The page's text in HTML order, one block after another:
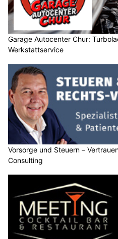
Garage Autocenter Chur:
Werkstattservice
Vorsorge und Steuern –
Consulting